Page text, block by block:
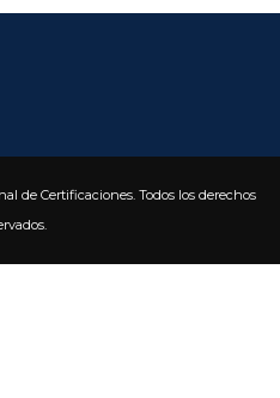
de Certificaciones. Todos los derechos